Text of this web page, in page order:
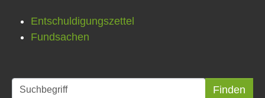
Entschuldigungszettel
Fundsachen